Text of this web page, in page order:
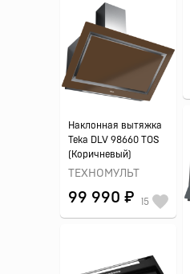
Наклонная вытяжка
Teka DLV 98660 TOS
(Коричневый)
ТЕХНОМУЛЬТ
99 990 ₽ 15